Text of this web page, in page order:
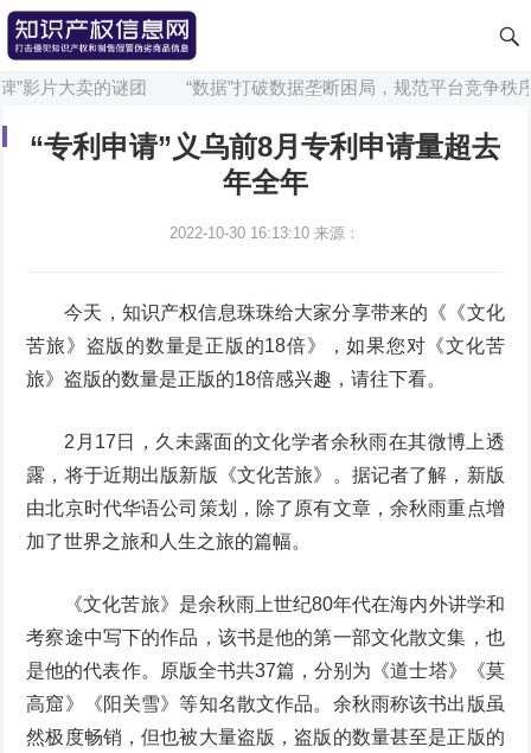
影片大卖的谜团 “数据”打破数据垄断困局，规范平台竞争秩序
“专利申请”义乌前8月专利申请量超去
年全年
2022-10-30 16:13:10 来源：
今天，知识产权信息珠珠给大家分享带来的《《文化
苦旅》盗版的数量是正版的18倍》，如果您对《文化苦
旅》盗版的数量是正版的18倍感兴趣，请往下看。
2月17日，久未露面的文化学者余秋雨在其微博上透
露，将于近期出版新版《文化苦旅》。据记者了解，新版
由北京时代华语公司策划，除了原有文章，余秋雨重点增
加了世界之旅和人生之旅的篇幅。
《文化苦旅》是余秋雨上世纪80年代在海内外讲学和
考察途中写下的作品，该书是他的第一部文化散文集，也
是他的代表作。原版全书共37篇，分别为《道士塔》《莫
高窟》《阳关雪》等知名散文作品。余秋雨称该书出版虽
然极度畅销，但也被大量盗版，盗版的数量甚至是正版的